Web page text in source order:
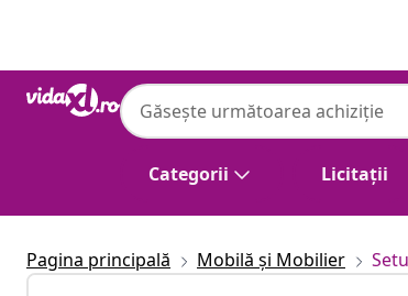
Categorii Licitații
Pagina principală Mobilă și Mobilier